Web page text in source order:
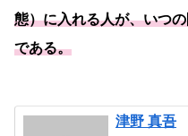
態）に入れる人が、いつ
である。
津野 真吾